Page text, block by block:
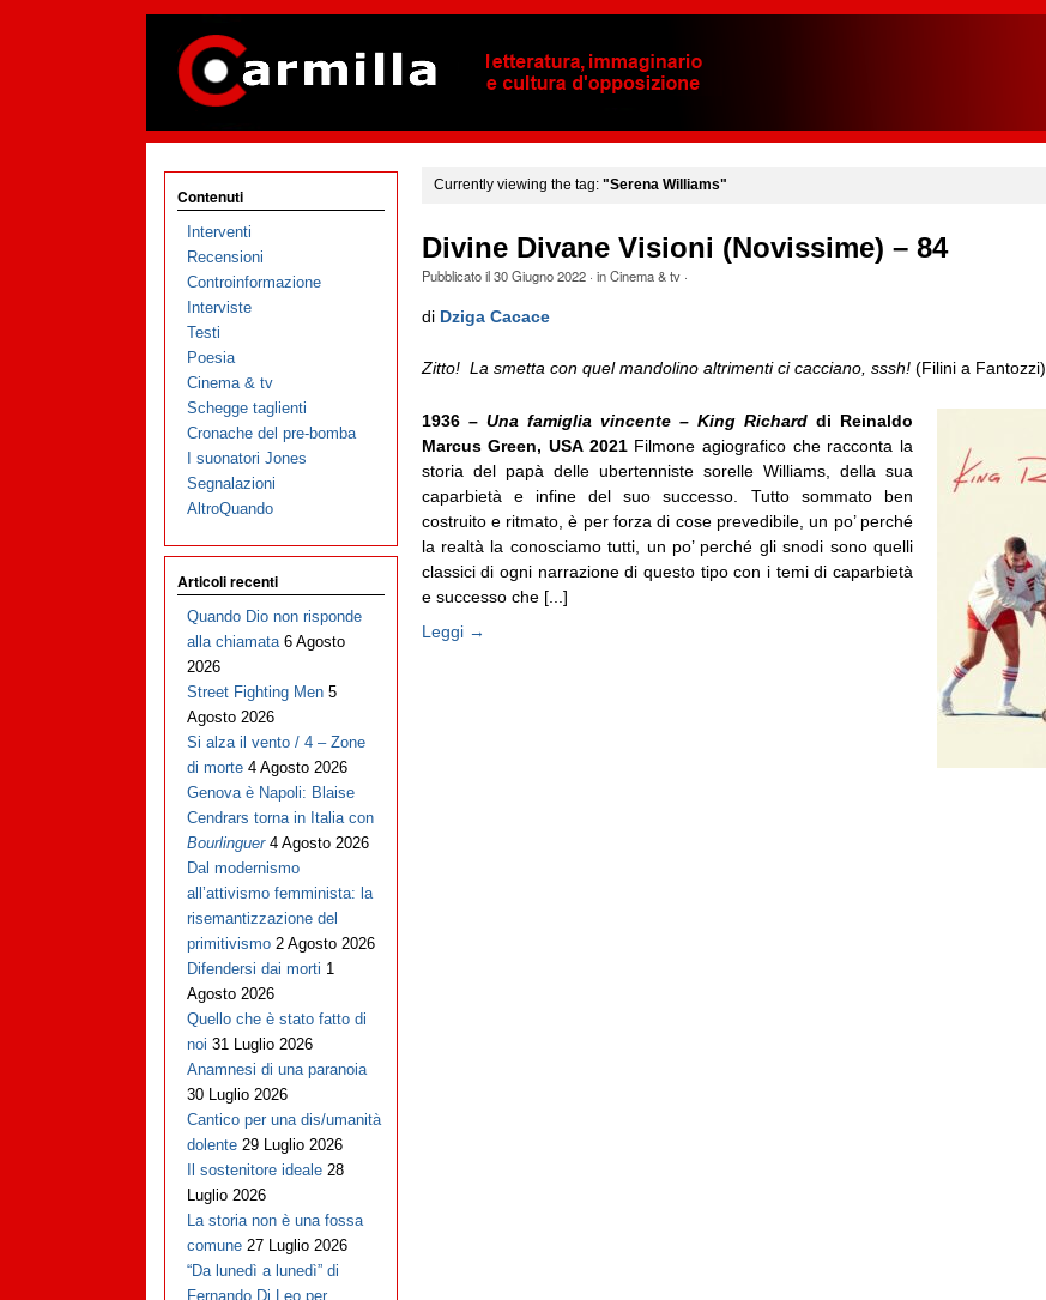
Currently viewing the tag: "Serena Williams"
Divine Divane Visioni (Novissime) – 84
Pubblicato il30 Giugno 2022· inCinema & tv·
di Dziga Cacace
Zitto! La smetta con quel mandolino altrimenti ci cacciano, sssh!(Filini a Fantozzi)
1936 – Una famiglia vincente – King Richarddi Reinaldo
Marcus Green, USA 2021Filmone agiografico che racconta la
storia del papà delle ubertenniste sorelle Williams, della sua
caparbietà e infine del suo successo. Tutto sommato ben
costruito e ritmato, è per forza di cose prevedibile, un po’ perché
la realtà la conosciamo tutti, un po’ perché gli snodi sono quelli
classici di ogni narrazione di questo tipo con i temi di caparbietà
e successo che [...]
Leggi →
Contenuti
Interventi
Recensioni
Controinformazione
Interviste
Testi
Poesia
Cinema & tv
Schegge taglienti
Cronache del pre-bomba
I suonatori Jones
Segnalazioni
AltroQuando
Articoli recenti
Quando Dio non risponde
alla chiamata 6 Agosto
2026
Street Fighting Men 5
Agosto 2026
Si alza il vento / 4 – Zone
di morte 4 Agosto 2026
Genova è Napoli: Blaise
Cendrars torna in Italia con
Bourlinguer 4 Agosto 2026
Dal modernismo
all’attivismo femminista: la
risemantizzazione del
primitivismo 2 Agosto 2026
Difendersi dai morti 1
Agosto 2026
Quello che è stato fatto di
noi 31 Luglio 2026
Anamnesi di una paranoia
30 Luglio 2026
Cantico per una dis/umanità
dolente 29 Luglio 2026
Il sostenitore ideale 28
Luglio 2026
La storia non è una fossa
comune 27 Luglio 2026
“Da lunedì a lunedì” di
Fernando Di Leo per